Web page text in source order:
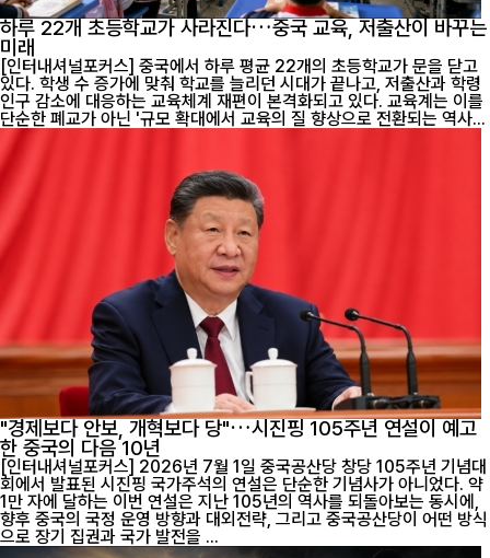
하루 22개 초등학교가 사라진다…중국 교육, 저출산이 바꾸는
미래
[인터내셔널포커스] 중국에서 하루 평균 22개의 초등학교가 문을 닫고
있다. 학생 수 증가에 맞춰 학교를 늘리던 시대가 끝나고, 저출산과 학령
인구 감소에 대응하는 교육체계 재편이 본격화되고 있다. 교육계는 이를
단순한 폐교가 아닌 '규모 확대에서 교육의 질 향상으로 전환되는 역사...
"경제보다 안보, 개혁보다 당"…시진핑 105주년 연설이 예고
한 중국의 다음 10년
[인터내셔널포커스] 2026년 7월 1일 중국공산당 창당 105주년 기념대
회에서 발표된 시진핑 국가주석의 연설은 단순한 기념사가 아니었다. 약
1만 자에 달하는 이번 연설은 지난 105년의 역사를 되돌아보는 동시에,
향후 중국의 국정 운영 방향과 대외전략, 그리고 중국공산당이 어떤 방식
으로 장기 집권과 국가 발전을 ...